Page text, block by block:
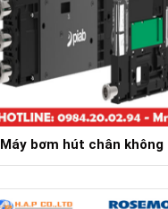
Máy bơm hút chân không
Chi tiết